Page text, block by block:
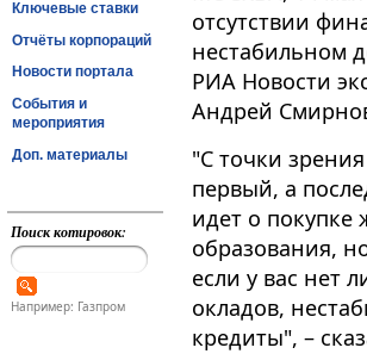
Ключевые ставки
Отчёты корпораций
Новости портала
События и
мероприятия
Доп. материалы
Поиск котировок:
Например: Газпром
отсутствии
нестабильном
РИА Новости
Андрей
"С точки
первый, а
идет о покупке
образования,
если у вас нет
окладов,
кредиты", –